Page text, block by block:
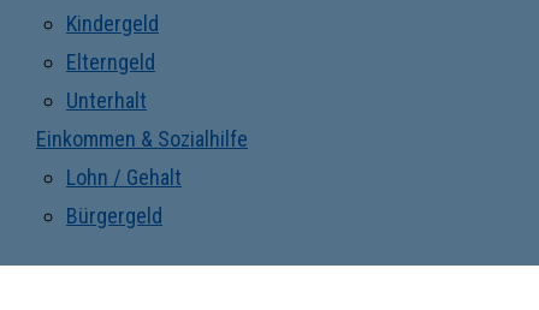
Kindergeld
Elterngeld
Unterhalt
Einkommen & Sozialhilfe
Lohn / Gehalt
Bürgergeld